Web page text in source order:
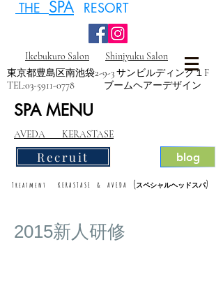
THE SPA RESORT
Ikebukuro Salon
Shinjyuku Salon
東京都豊島区南池袋2-9-3 サンビルディング１F
TEL:03-5911-0778 ブームヘアーデザイン
SPA MENU
AVEDA KERASTASE
Recruit blog
Treatment KERASTASE & AVEDA (スペシャルヘッドスパ)
2015新人研修